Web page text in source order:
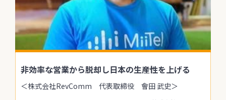
非効率な営業から脱却し日本の生産性を上げる
＜株式会社RevComm 代表取締役 會田 武史＞